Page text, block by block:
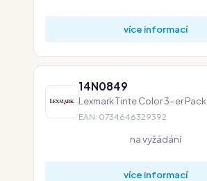
více informací
14N0849
Lexmark Tinte Color 3-er
EAN: 0734646329392
na vyžádání
více informací